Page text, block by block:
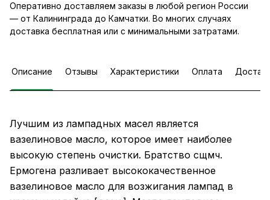
Оперативно доставляем заказы в любой регион России
— от Калининграда до Камчатки. Во многих случаях
доставка бесплатная или с минимальными затратами.
Описание Отзывы Характеристики Оплата
Лучшим из лампадных масел является
вазелиновое масло, которое имеет наиболее
высокую степень очистки. Братство сщмч.
Ермогена разливает высококачественное
вазелиновое масло для возжигания лампад в